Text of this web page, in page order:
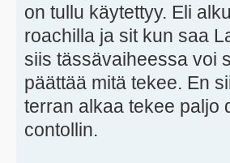
on tullu käytettyy. Eli
roachilla ja sit kun saa
siis tässävaiheessa voi
päättää mitä tekee. En
terran alkaa tekee paljo
contollin.